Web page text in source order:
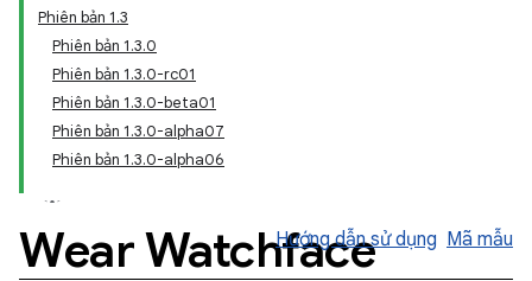
Phiên bản 1.3
Phiên bản 1.3.0
Phiên bản 1.3.0-rc01
Phiên bản 1.3.0-beta01
Phiên bản 1.3.0-alpha07
Phiên bản 1.3.0-alpha06
Wear Watchface
Hướng dẫn sử dụng Mã mẫu